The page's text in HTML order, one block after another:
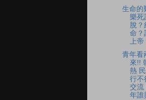
生命的
樂死
脫？
命？
上帝
青年看
來!!
熱
行不
交流
年誰